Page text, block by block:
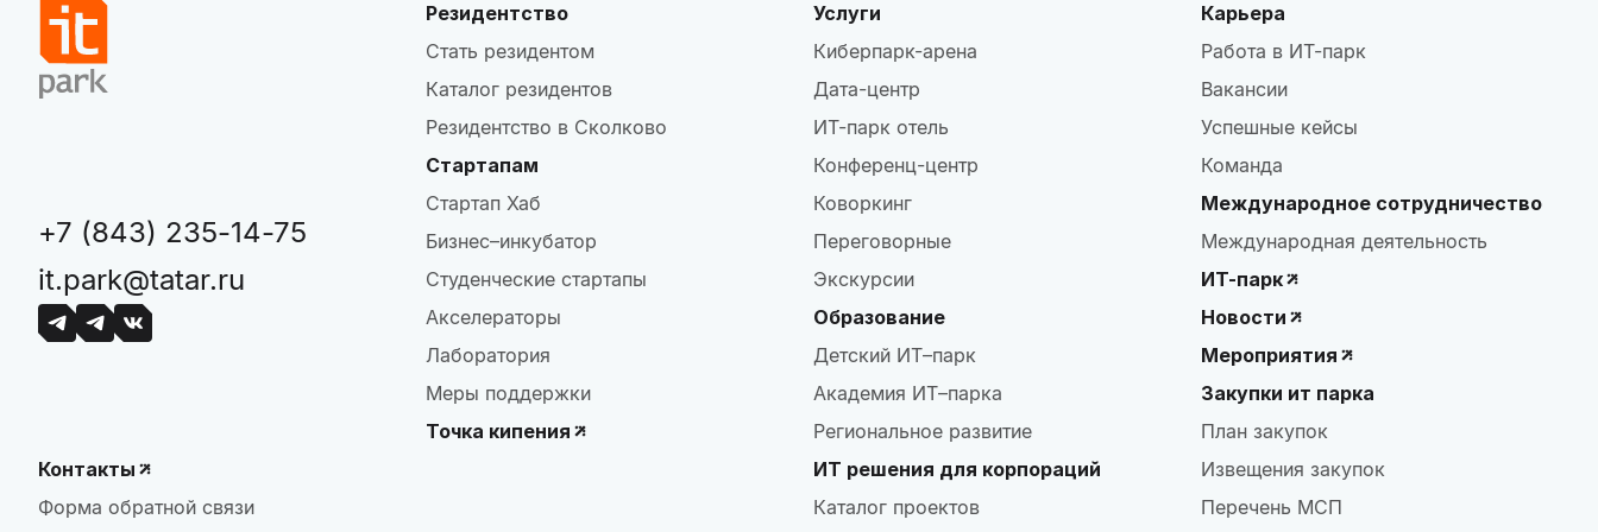
+7 (843) 235-14-75
it.park@tatar.ru
Контакты
Форма обратной связи
Резидентство
Стать резидентом
Каталог резидентов
Резидентство в Сколково
Стартапам
Стартап Хаб
Бизнес–инкубатор
Студенческие стартапы
Акселераторы
Лаборатория
Меры поддержки
Точка кипения
Услуги
Киберпарк-арена
Дата-центр
ИТ-парк отель
Конференц-центр
Коворкинг
Переговорные
Экскурсии
Образование
Детский ИТ–парк
Академия ИТ–парка
Региональное развитие
ИТ решения для корпораций
Каталог проектов
Карьера
Работа в ИТ-парк
Вакансии
Успешные кейсы
Команда
Международное сотрудничество
Международная деятельность
ИТ-парк
Новости
Мероприятия
Закупки ит парка
План закупок
Извещения закупок
Перечень МСП